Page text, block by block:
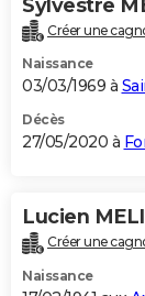
Sylvestre
Créer une
Naissance
03/03/1969 à
Décès
27/05/2020 à
Lucien
Créer une
Naissance